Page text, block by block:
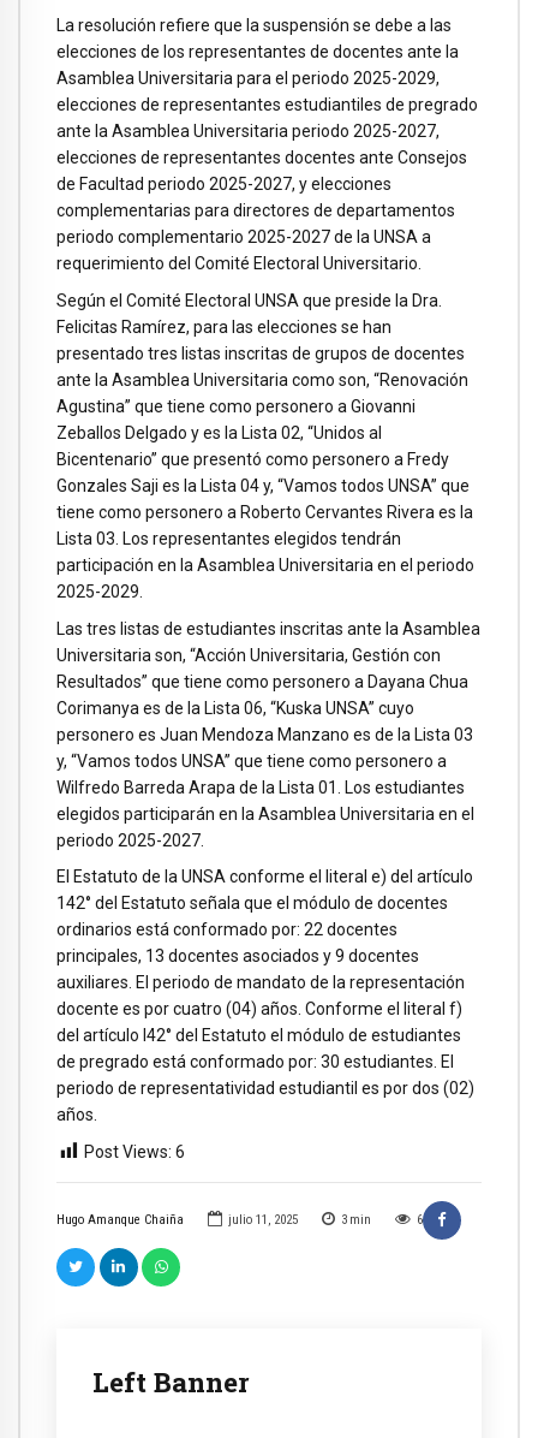
Hugo Amanque Chaiña julio 11, 2025 3 min 6
Left Banner
La resolución refiere que la suspensión se debe a las
elecciones de los representantes de docentes ante la
Asamblea Universitaria para el periodo 2025-2029,
elecciones de representantes estudiantiles de pregrado
ante la Asamblea Universitaria periodo 2025-2027,
elecciones de representantes docentes ante Consejos
de Facultad periodo 2025-2027, y elecciones
complementarias para directores de departamentos
periodo complementario 2025-2027 de la UNSA a
requerimiento del Comité Electoral Universitario.
Según el Comité Electoral UNSA que preside la Dra.
Felicitas Ramírez, para las elecciones se han
presentado tres listas inscritas de grupos de docentes
ante la Asamblea Universitaria como son, “Renovación
Agustina” que tiene como personero a Giovanni
Zeballos Delgado y es la Lista 02, “Unidos al
Bicentenario” que presentó como personero a Fredy
Gonzales Saji es la Lista 04 y, “Vamos todos UNSA” que
tiene como personero a Roberto Cervantes Rivera es la
Lista 03. Los representantes elegidos tendrán
participación en la Asamblea Universitaria en el periodo
2025-2029.
Las tres listas de estudiantes inscritas ante la Asamblea
Universitaria son, “Acción Universitaria, Gestión con
Resultados” que tiene como personero a Dayana Chua
Corimanya es de la Lista 06, “Kuska UNSA” cuyo
personero es Juan Mendoza Manzano es de la Lista 03
y, “Vamos todos UNSA” que tiene como personero a
Wilfredo Barreda Arapa de la Lista 01. Los estudiantes
elegidos participarán en la Asamblea Universitaria en el
periodo 2025-2027.
El Estatuto de la UNSA conforme el literal e) del artículo
142° del Estatuto señala que el módulo de docentes
ordinarios está conformado por: 22 docentes
principales, 13 docentes asociados y 9 docentes
auxiliares. El periodo de mandato de la representación
docente es por cuatro (04) años. Conforme el literal f)
del artículo l42° del Estatuto el módulo de estudiantes
de pregrado está conformado por: 30 estudiantes. El
periodo de representatividad estudiantil es por dos (02)
años.
Post Views: 6